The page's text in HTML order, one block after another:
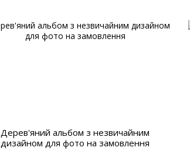
Дерев'яний альбом з незвичайним
дизайном для фото на замовлення